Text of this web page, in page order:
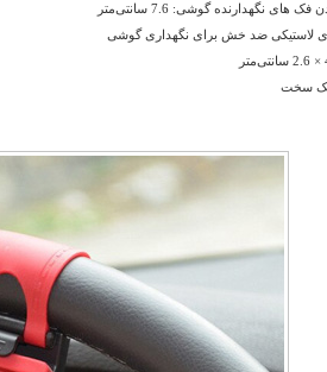
های نگهدارنده گوشی: 7.6 سانتی‌متر
لاستیکی ضد خش برای نگهداری گوشی
سخت